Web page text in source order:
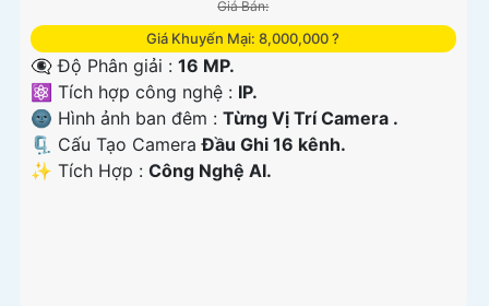
Giá Bán:
Giá Khuyến Mại: 8,000,000 ?
👁️‍🗨 Độ Phân giải : 16 MP.
⚛️ Tích hợp công nghệ : IP.
🌚 Hình ảnh ban đêm : Từng Vị Trí Camera .
🗜️ Cấu Tạo CameraĐầu Ghi 16 kênh.
️✨ Tích Hợp : Công Nghệ AI.